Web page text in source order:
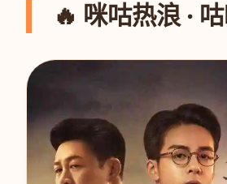
🔥 咪咕热浪 ·